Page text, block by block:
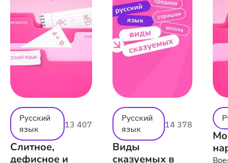
Русский
язык
13 407
Слитное,
дефисное и
Русский
язык
14 378
Виды
сказуемых в